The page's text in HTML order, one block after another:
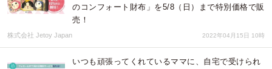
のコンフォート財布」を5/8（日）まで特別価格で販
売！
株式会社 Jetoy Japan 2022年04月15日 10時
いつも頑張ってくれているママに、自宅で受けられ